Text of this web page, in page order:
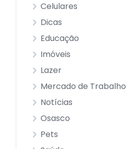
Celulares
Dicas
Educação
Imóveis
Lazer
Mercado de Trabalho
Notícias
Osasco
Pets